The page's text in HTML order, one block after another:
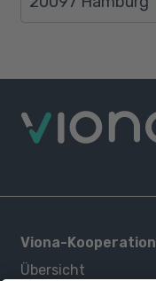
Viona-Kooperation
Übersicht